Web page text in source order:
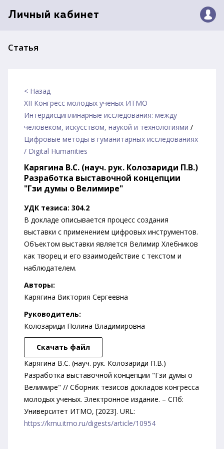
Личный кабинет
Статья
< Назад
XII Конгресс молодых ученых ИТМО
Интердисциплинарные исследования: между
человеком, искусством, наукой и технологиями /
Цифровые методы в гуманитарных исследованиях
/ Digital Humanities
Карягина В.С. (науч. рук. Колозариди П.В.)
Разработка выставочной концепции
"Гзи думы о Велимире"
УДК тезиса: 304.2
В докладе описывается процесс создания
выставки с применением цифровых инструментов.
Объектом выставки является Велимир Хлебников
как творец и его взаимодействие с текстом и
наблюдателем.
Авторы:
Карягина Виктория Сергеевна
Руководитель:
Колозариди Полина Владимировна
Скачать файл
Карягина В.С. (науч. рук. Колозариди П.В.)
Разработка выставочной концепции "Гзи думы о
Велимире" // Сборник тезисов докладов конгресса
молодых ученых. Электронное издание. – СПб:
Университет ИТМО, [2023]. URL:
https://kmu.itmo.ru/digests/article/10954